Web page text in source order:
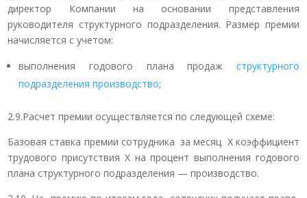
директор Компании на основании представления
руководителя структурного подразделения. Размер премии
начисляется с учетом:
выполнения годового плана продаж структурного
подразделения производство;
2.9.Расчет премии осуществляется по следующей схеме:
Базовая ставка премии сотрудника за месяц Х коэффициент
трудового присутствия Х на процент выполнения годового
плана структурного подразделения — производство.